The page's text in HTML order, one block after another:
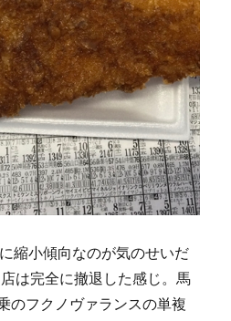
縮小傾向なのが気のせいだ
は完全に撤退した感じ。馬
のフクノヴァランスの単複